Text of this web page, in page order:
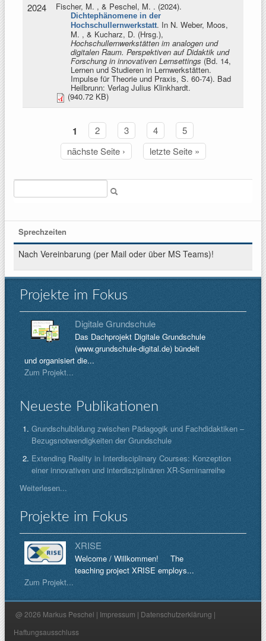
2024 Fischer, M. , & Peschel, M. . (2024).
Dichtephänomene in der
Hochschullernwerkstatt. In N. Weber, Moos,
M. , & Kucharz, D. (Hrsg.),
Hochschullernwerkstätten im analogen und
digitalen Raum. Perspektiven auf Didaktik und
Forschung in innovativen Lernsettings (Bd. 14,
Lernen und Studieren in Lernwerkstätten.
Impulse für Theorie und Praxis, S. 60-74). Bad
Heilbrunn: Verlag Julius Klinkhardt.
(940.72 KB)
1 2 3 4
5
nächste Seite ›
letzte Seite »
Sprechzeiten
Nach Vereinbarung (per Mail oder über MS Teams)!
Projekte im Fokus
Digitale Grundschule
Das Dachprojekt Digitale Grundschule
(www.grundschule-digital.de) bündelt
und organisiert die...
Zum Projekt...
Neueste Publikationen
Grundschulbildung zwischen Pädagogik und Fachdidaktiken –
Bezugsnotwendigkeiten der Grundschule
Extending Reality in Interdisciplinary Courses: Konzeption
einer innovativen und interdisziplinären XR-Seminarreihe
Weiterlesen...
Projekte im Fokus
XRISE
Welcome / Willkommen! The
teaching project XRISE employs...
Zum Projekt...
@ 2026 Markus Peschel | Impressum | Datenschutzerklärung |
Haftungsausschluss